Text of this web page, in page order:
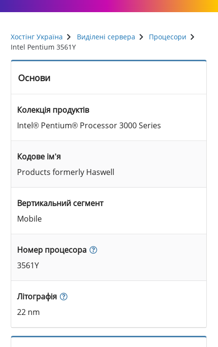
Хостінг Україна Виділені сервера
Процесори
Intel Pentium 3561Y
Основи
Колекція продуктів
Intel® Pentium® Processor 3000 Series
Кодове ім’я
Products formerly Haswell
Вертикальний сегмент
Mobile
Номер процесора
3561Y
Літографія
22 nm